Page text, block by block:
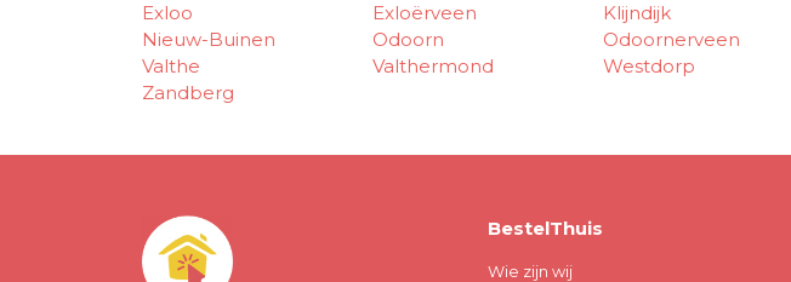
Exloo
Exloërveen
Klijndijk
Nieuw-Buinen
Odoorn
Odoornerveen
Valthe
Valthermond
Westdorp
Zandberg
BestelThuis
Wie zijn wij